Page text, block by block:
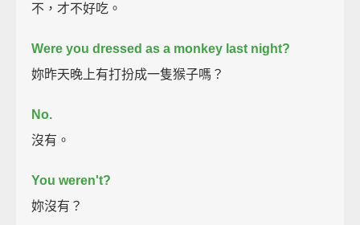
不，才不好吃。
Were you dressed as a monkey last night?
妳昨天晚上有打扮成一隻猴子嗎？
No.
沒有。
You weren't?
妳沒有？